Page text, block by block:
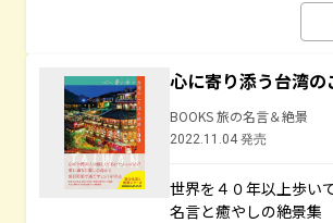
心に寄り添う台湾の
BOOKS 旅の名言＆絶景
2022.11.04 発売
世界を４０年以上歩い
名言と癒やしの絶景集